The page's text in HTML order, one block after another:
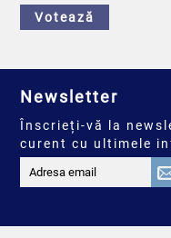
Votează
Newsletter
Înscrieți-vă la
curent cu ultimele